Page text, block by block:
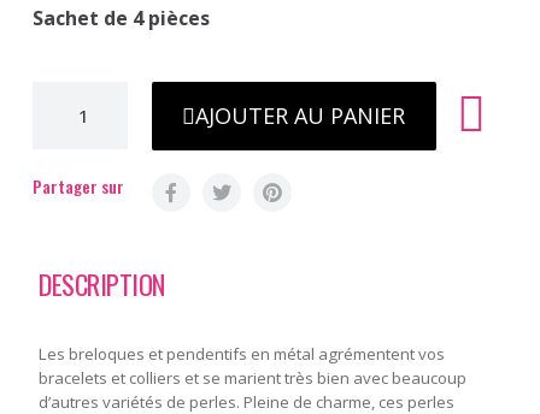
Sachet de 4 pièces
AJOUTER AU PANIER
Partager sur
DESCRIPTION
Les breloques et pendentifs en métal agrémentent vos
bracelets et colliers et se marient très bien avec beaucoup
d’autres variétés de perles. Pleine de charme, ces perles